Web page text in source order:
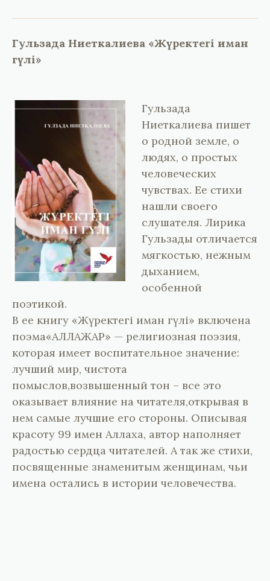
Гульзада Ниеткалиева «Жүректегі иман
гүлі»
Гульзада
Ниеткалиева пишет
о родной земле, о
людях, о простых
человеческих
чувствах. Ее стихи
нашли своего
слушателя. Лирика
Гульзады отличается
мягкостью, нежным
дыханием,
особенной
поэтикой.
В ее книгу «Жүректегі иман гүлі» включена
поэма«АЛЛАЖАР» — религиозная поэзия,
которая имеет воспитательное значение:
лучший мир, чистота
помыслов,возвышенный тон – все это
оказывает влияние на читателя,открывая в
нем самые лучшие его стороны. Описывая
красоту 99 имен Аллаха, автор наполняет
радостью сердца читателей. А так же стихи,
посвященные знаменитым женщинам, чьи
имена остались в истории человечества.